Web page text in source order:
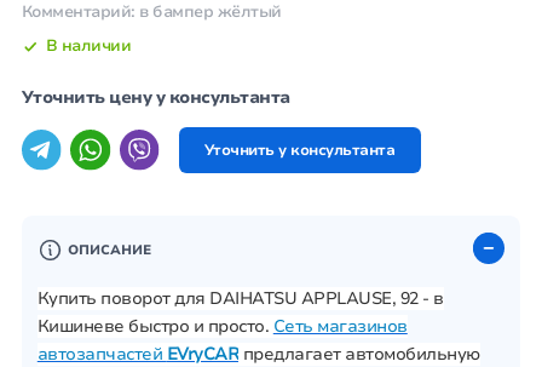
Комментарий: в бампер жёлтый
В наличии
Уточнить цену у консультанта
Уточнить у консультанта
ОПИСАНИЕ
Купить поворот для DAIHATSU APPLAUSE, 92 - в
Кишиневе быстро и просто. Сеть магазинов
автозапчастей EVryCAR предлагает автомобильную